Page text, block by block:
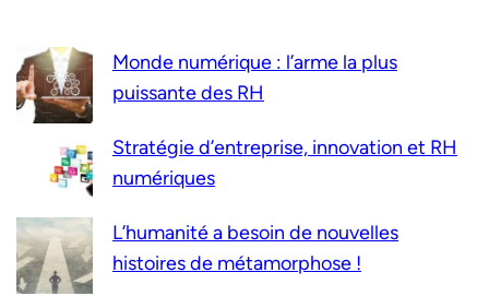
Monde numérique : l’arme la plus
puissante des RH
Stratégie d’entreprise, innovation et RH
numériques
L’humanité a besoin de nouvelles
histoires de métamorphose !